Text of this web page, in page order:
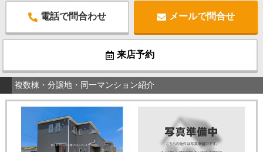
電話で問合わせ メールで問合せ
来店予約
複数棟・分譲地・同一マンション紹介